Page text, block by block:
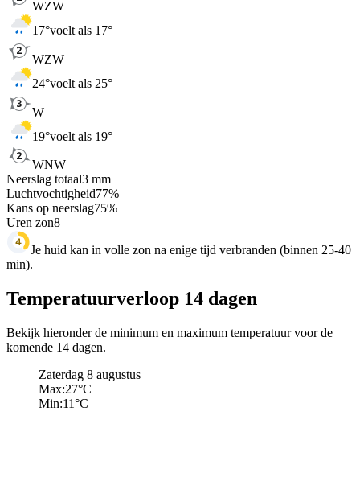
WZW
17°voelt als 17°
WZW
24°voelt als 25°
W
19°voelt als 19°
WNW
Neerslag totaal3 mm
Luchtvochtigheid77%
Kans op neerslag75%
Uren zon8
Je huid kan in volle zon na enige tijd verbranden (binnen 25-40
min).
Temperatuurverloop 14 dagen
Bekijk hieronder de minimum en maximum temperatuur voor de
komende 14 dagen.
Zaterdag 8 augustus
Max:27°C
Min:11°C